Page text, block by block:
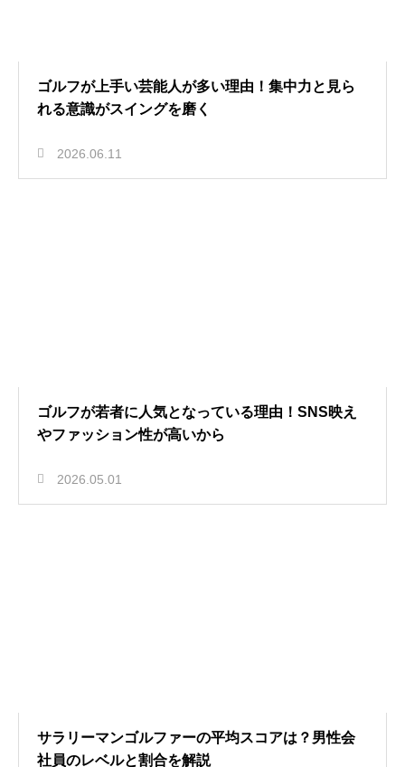
ゴルフが上手い芸能人が多い理由！集中力と見ら
れる意識がスイングを磨く
2026.06.11
ゴルフが若者に人気となっている理由！SNS映え
やファッション性が高いから
2026.05.01
サラリーマンゴルファーの平均スコアは？男性会
社員のレベルと割合を解説